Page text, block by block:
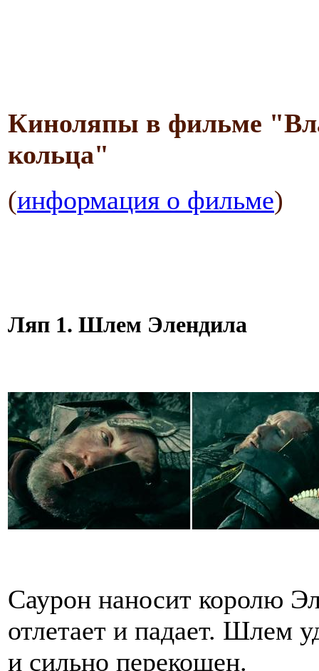
Киноляпы в фильме
кольца"
(информация о фильме)
Ляп 1. Шлем Элендила
Саурон наносит королю
отлетает и падает. Шлем
и сильно перекошен.